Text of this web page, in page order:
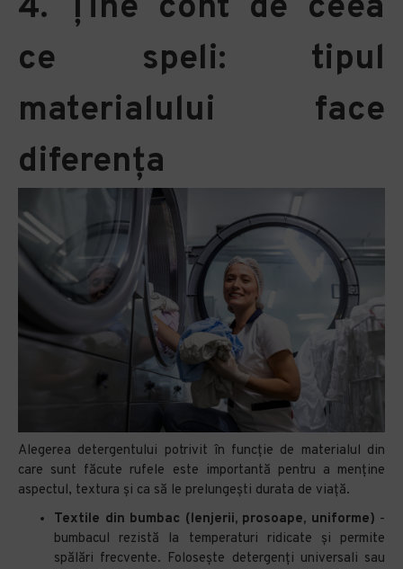
ce speli: tipul
materialului face
diferența
Alegerea detergentului potrivit în funcție de materialul din
care sunt făcute rufele este importantă pentru a menține
aspectul, textura și ca să le prelungești durata de viață.
Textile din bumbac (lenjerii, prosoape, uniforme) -
bumbacul rezistă la temperaturi ridicate și permite
spălări frecvente. Folosește detergenți universali sau